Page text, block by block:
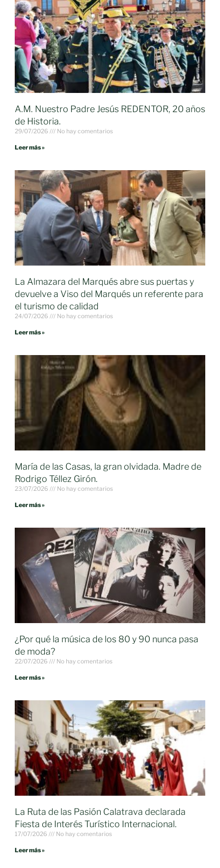
A.M. Nuestro Padre Jesús REDENTOR, 20 años
de Historia.
29/07/2026 No hay comentarios
Leer más »
La Almazara del Marqués abre sus puertas y
devuelve a Viso del Marqués un referente para
el turismo de calidad
24/07/2026 No hay comentarios
Leer más »
María de las Casas, la gran olvidada. Madre de
Rodrigo Téllez Girón.
23/07/2026 No hay comentarios
Leer más »
¿Por qué la música de los 80 y 90 nunca pasa
de moda?
22/07/2026 No hay comentarios
Leer más »
La Ruta de las Pasión Calatrava declarada
Fiesta de Interés Turístico Internacional.
17/07/2026 No hay comentarios
Leer más »